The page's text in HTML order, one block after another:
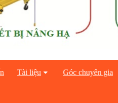
Tài liệu Góc chuyên gia